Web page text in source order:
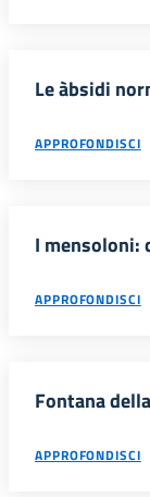
Le àbsidi
APPROFONDISCI
I mensoloni:
APPROFONDISCI
Fontana
APPROFONDISCI